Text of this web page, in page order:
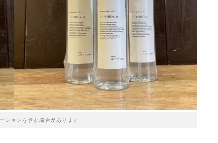
ションを含む場合があります